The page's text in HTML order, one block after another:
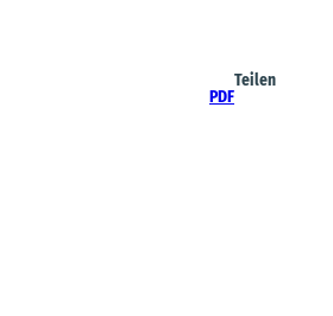
PDF
Teilen